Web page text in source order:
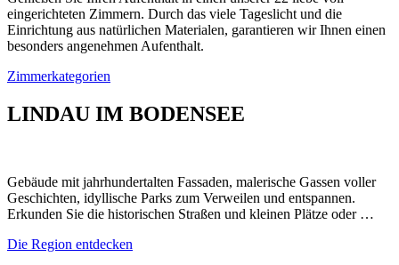
eingerichteten Zimmern. Durch das viele Tageslicht und die
Einrichtung aus natürlichen Materialen, garantieren wir Ihnen einen
besonders angenehmen Aufenthalt.
Zimmer­kategorien
LINDAU IM BODENSEE
Gebäude mit jahrhundertalten Fassaden, malerische Gassen voller
Geschichten, idyllische Parks zum Verweilen und entspannen.
Erkunden Sie die historischen Straßen und kleinen Plätze oder …
Die Region entdecken